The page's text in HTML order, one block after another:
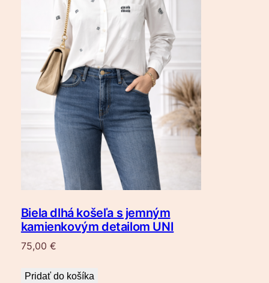
Biela dlhá košeľa s jemným
kamienkovým detailom UNI
75,00 €
Pridať do košíka